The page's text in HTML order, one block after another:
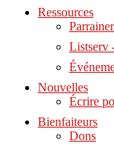
Ressources
Listserv
Nouvelles
Écrire
Bienfaiteurs
Dons